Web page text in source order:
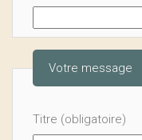
Votre message
Titre (obligatoire)